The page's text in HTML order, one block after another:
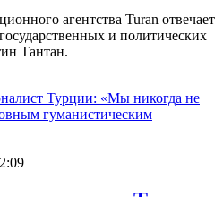
агентства Turan отвечает
и политических
Тантан.